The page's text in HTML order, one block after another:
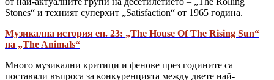
Stones“ и техният суперхит „Satisfaction“ от 1965 година.
Музикална история еп. 23: „The House Of The Rising Sun“
на „The Animals“
Много музикални критици и фенове през годините са
поставяли въпроса за конкуренцията между двете най-